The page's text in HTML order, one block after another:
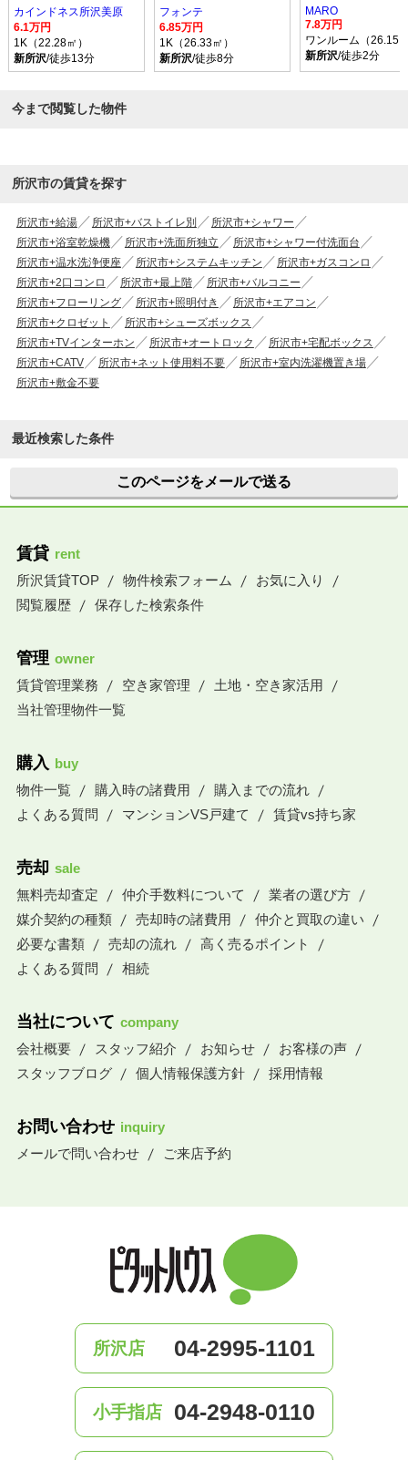
カインドネス所沢美原
6.1万円
1K（22.28㎡）
新所沢/徒歩13分
フォンテ
6.85万円
1K（26.33㎡）
新所沢/徒歩8分
MARO
7.8万円
ワンルーム（26.15
新所沢/徒歩2分
今まで閲覧した物件
所沢市の賃貸を探す
所沢市+給湯 所沢市+バストイレ別
所沢市+シャワー
所沢市+浴室乾燥機
所沢市+洗面所独立
所沢市+シャワー付洗面台
所沢市+温水洗浄便座
所沢市+システムキッチン
所沢市+ガスコンロ
所沢市+2口コンロ
所沢市+最上階
所沢市+バルコニー
所沢市+フローリング
所沢市+照明付き
所沢市+エアコン
所沢市+クロゼット
所沢市+シューズボックス
所沢市+TVインターホン
所沢市+オートロック
所沢市+宅配ボックス
所沢市+CATV
所沢市+ネット使用料不要
所沢市+室内洗濯機置き場
所沢市+敷金不要
最近検索した条件
このページをメールで送る
賃貸 rent
所沢賃貸TOP
物件検索フォーム
お気に入り
閲覧履歴
保存した検索条件
管理 owner
賃貸管理業務
空き家管理
土地・空き家活用
当社管理物件一覧
購入 buy
物件一覧
購入時の諸費用
購入までの流れ
よくある質問
マンションVS戸建て 賃貸vs持ち家
売却 sale
無料売却査定
仲介手数料について
業者の選び方
媒介契約の種類
売却時の諸費用
仲介と買取の違い
必要な書類
売却の流れ
高く売るポイント
よくある質問
相続
当社について company
会社概要
スタッフ紹介 お知らせ
お客様の声
スタッフブログ
個人情報保護方針 採用情報
お問い合わせ inquiry
メールで問い合わせ
ご来店予約
所沢店 04-2995-1101
小手指店 04-2948-0110